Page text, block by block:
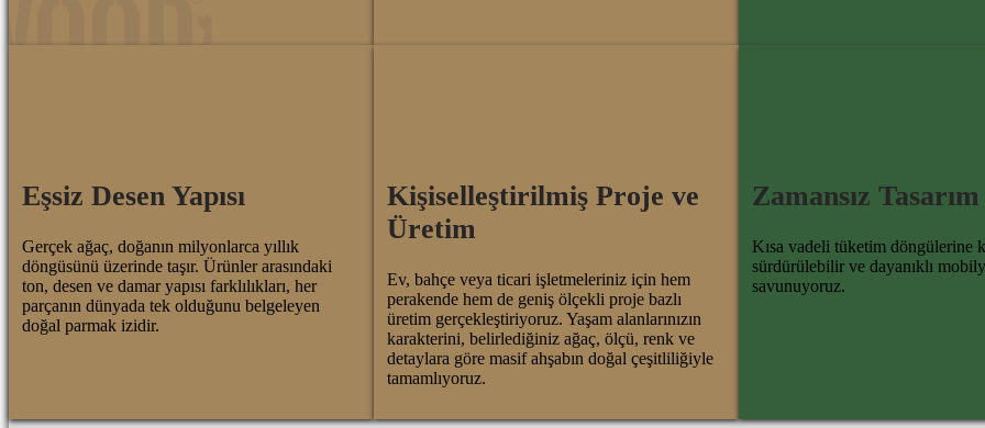
Eşsiz Desen Yapısı
Gerçek ağaç, doğanın milyonlarca yıllık
döngüsünü üzerinde taşır. Ürünler arasındaki
ton, desen ve damar yapısı farklılıkları, her
parçanın dünyada tek olduğunu belgeleyen
doğal parmak izidir.
Kişiselleştirilmiş Proje ve
Üretim
Ev, bahçe veya ticari işletmeleriniz için hem
perakende hem de geniş ölçekli proje bazlı
üretim gerçekleştiriyoruz. Yaşam alanlarınızın
karakterini, belirlediğiniz ağaç, ölçü, renk ve
detaylara göre masif ahşabın doğal çeşitliliğiyle
tamamlıyoruz.
Zamansız Tasarım
Kısa vadeli tüketim döngülerine
sürdürülebilir ve dayanıklı
savunuyoruz.